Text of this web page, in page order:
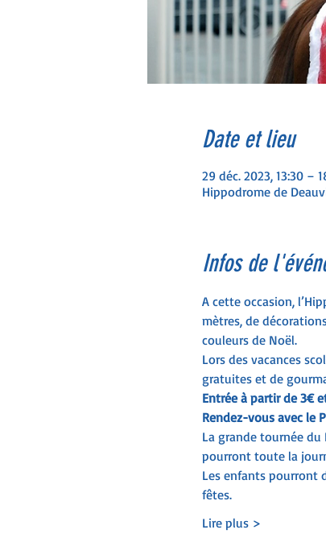
Date et lieu
29 déc. 2023, 13:30 –
Hippodrome de
Infos de
A cette occasion,
mètres, de
couleurs de Noël.
Lors des vacances
gratuites et de
Entrée à partir de 3€
Rendez-vous avec le
La grande tournée du
pourront toute la
Les enfants pourront
fêtes.
Lire plus >